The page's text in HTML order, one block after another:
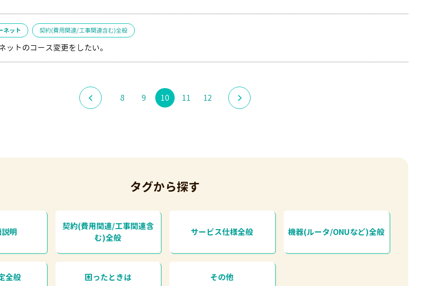
ネット 契約(費用関連/工事関連含む)全般
ットのコース変更をしたい。
8 9 10 11 12
タグから探す
明
契約(費用関連/工事関連含
む)全般
サービス仕様全般 機器(ルータ/ONUなど)全般
全般 困ったときは その他